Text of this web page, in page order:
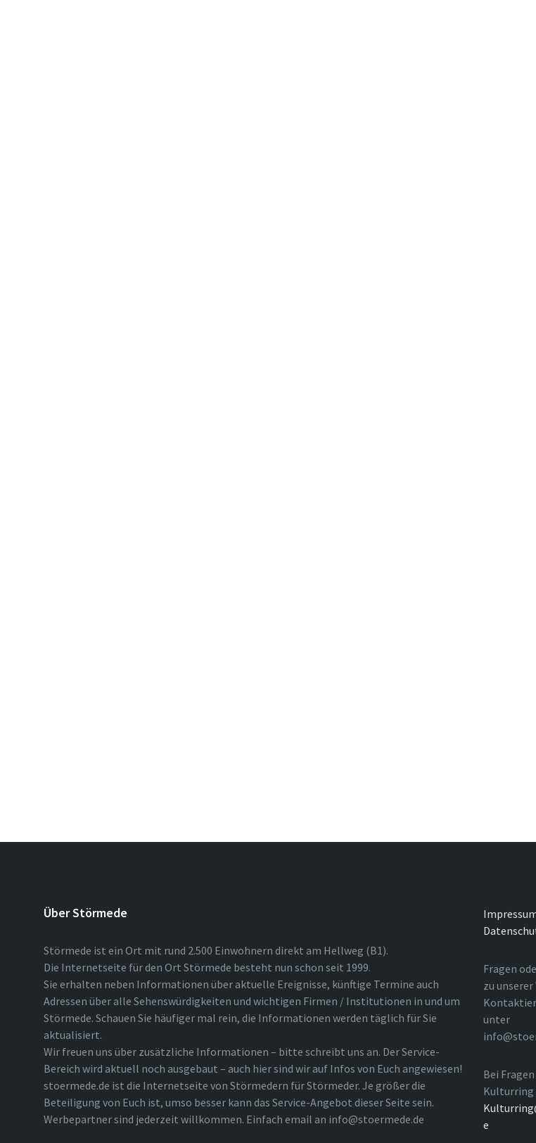
Über Störmede
Störmede ist ein Ort mit rund 2.500 Einwohnern direkt am Hellweg (B1).
Die Internetseite für den Ort Störmede besteht nun schon seit 1999.
Sie erhalten neben Informationen über aktuelle Ereignisse, künftige Termine auch
Adressen über alle Sehenswürdigkeiten und wichtigen Firmen / Institutionen in und um
Störmede. Schauen Sie häufiger mal rein, die Informationen werden täglich für Sie
aktualisiert.
Wir freuen uns über zusätzliche Informationen – bitte schreibt uns an. Der Service-
Bereich wird aktuell noch ausgebaut – auch hier sind wir auf Infos von Euch angewiesen!
stoermede.de ist die Internetseite von Störmedern für Störmeder. Je größer die
Beteiligung von Euch ist, umso besser kann das Service-Angebot dieser Seite sein.
Werbepartner sind jederzeit willkommen. Einfach email an info@stoermede.de
Fragen
zu unserer
unter
Bei
Kulturring
e